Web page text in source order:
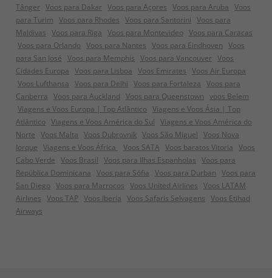
Tânger Voos para Dakar Voos para Açores Voos para Aruba Voos
para Turim Voos para Rhodes Voos para Santorini Voos para
Maldivas Voos para Riga Voos para Montevideo Voos para Caracas
Voos para Orlando Voos para Nantes Voos para Eindhoven Voos
para San José Voos para Memphis Voos para Vancouver Voos
Cidades Europa Voos para Lisboa Voos Emirates Voos Air Europa
Voos Lufthansa Voos para Delhi Voos para Fortaleza Voos para
Canberra Voos para Auckland Voos para Queenstown voos Belem
Viagens e Voos Europa | Top Atlântico Viagens e Voos Ásia | Top
Atlântico Viagens e Voos América do Sul Viagens e Voos América do
Norte Voos Malta Voos Dubrovnik Voos São Miguel Voos Nova
Iorque Viagens e Voos África Voos SATA Voos baratos Vitoria Voos
Cabo Verde Voos Brasil Voos para Ilhas Espanholas Voos para
República Dominicana Voos para Sófia Voos para Durban Voos para
San Diego Voos para Marrocos Voos United Airlines Voos LATAM
Airlines Voos TAP Voos Iberia Voos Safaris Selvagens Voos Etihad
Airways